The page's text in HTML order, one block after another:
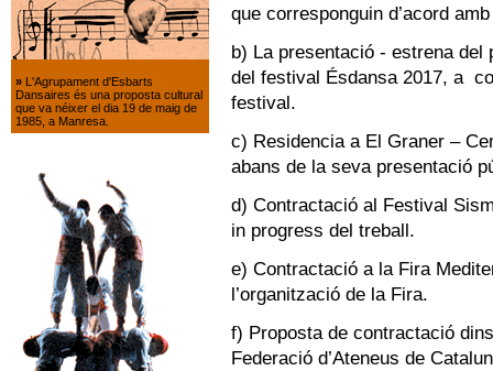
que corresponguin d’acord
b) La presentació - estrena
del festival Ésdansa 2017, a
festival.
c) Residencia a El Graner –
abans de la seva presentació
d) Contractació al Festival
in progress del treball.
e) Contractació a la Fira
l’organització de la Fira.
f) Proposta de contractació
Federació d’Ateneus de
» L'Agrupament d'Esbarts
Dansaires és una proposta cultural
que va néixer el dia 19 de maig de
1985, a Manresa.